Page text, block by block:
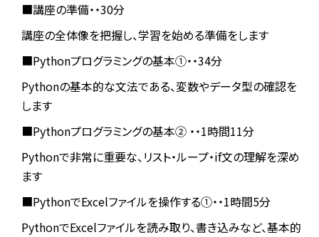
■講座の準備・・30分
講座の全体像を把握し、学習を始める準備をします
■Pythonプログラミングの基本①・・34分
Pythonの基本的な文法である、変数やデータ型の確認を
します
■Pythonプログラミングの基本② ・・1時間11分
Pythonで非常に重要な、リスト・ループ・if文の理解を深め
ます
■PythonでExcelファイルを操作する①・・1時間5分
PythonでExcelファイルを読み取り、書き込みなど、基本的